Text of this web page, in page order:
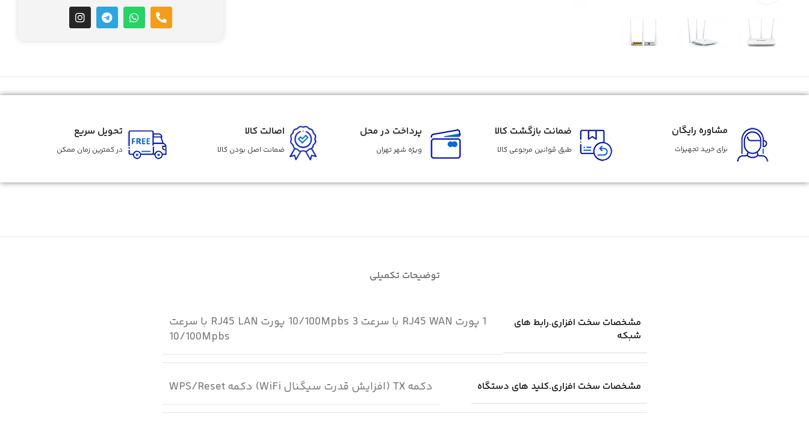
مشاوره رایگان
برای خرید تجهیزات
ضمانت بازگشت کالا
طبق قوانین مرجوعی کالا
پرداخت در محل
ویژه شهر تهران
اصالت کالا
ضمانت اصل بودن کالا
تحویل سریع
در کمترین زمان ممکن
توضیحات تکمیلی
مشخصات سخت افزاری.رابط های
شبکه
1 پورت RJ45 WAN با سرعت 10/100Mpbs 3 پورت RJ45 LAN با سرعت
10/100Mpbs
مشخصات سخت افزاری.کلید های دستگاه دکمه TX (افزایش قدرت سیگنال WiFi) دکمه WPS/Reset